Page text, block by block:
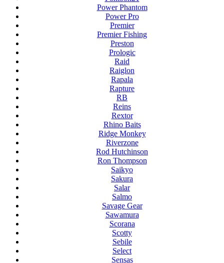
Power Phantom
Power Pro
Premier
Premier Fishing
Preston
Prologic
Raid
Raiglon
Rapala
Rapture
RB
Reins
Rextor
Rhino Baits
Ridge Monkey
Riverzone
Rod Hutchinson
Ron Thompson
Saikyo
Sakura
Salar
Salmo
Savage Gear
Sawamura
Scorana
Scotty
Sebile
Select
Sensas